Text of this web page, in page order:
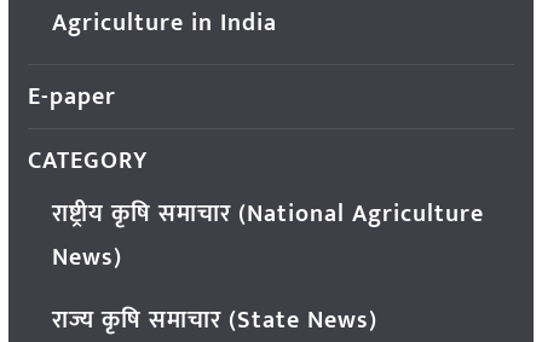
Agriculture in India
E-paper
CATEGORY
राष्ट्रीय कृषि समाचार (National Agriculture
News)
राज्य कृषि समाचार (State News)